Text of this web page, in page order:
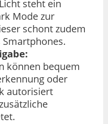
steht ein
Mode zur
schont zudem
können bequem
oder
autorisiert